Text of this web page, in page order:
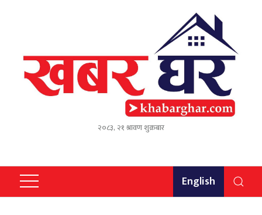
२०८३, २१ श्रावण शुक्रबार
English